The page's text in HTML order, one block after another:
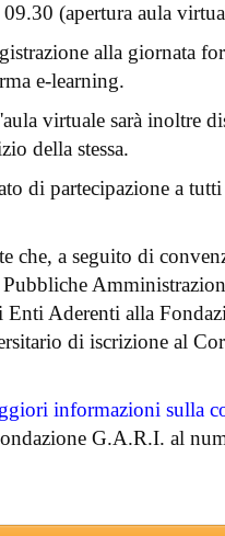
(apertura aula
alla giornata
e-learning.
virtuale sarà inoltre
della stessa.
di partecipazione a
che, a seguito di
Aderenti alla
di iscrizione al
informazioni sulla
G.A.R.I. al